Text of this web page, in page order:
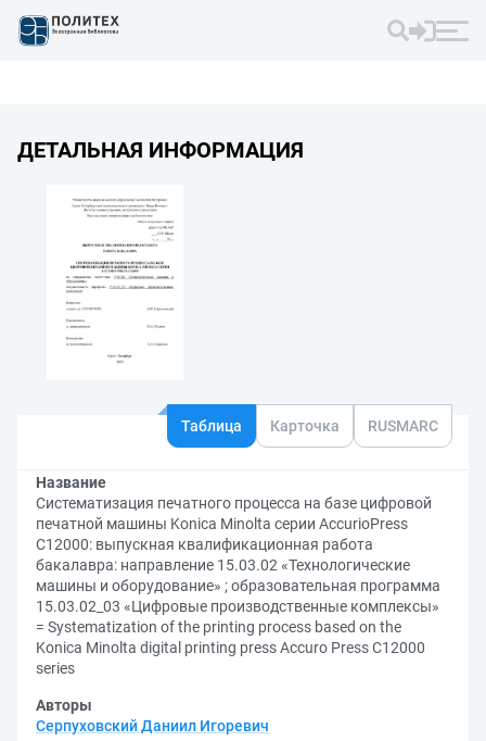
ДЕТАЛЬНАЯ ИНФОРМАЦИЯ
Таблица Карточка RUSMARC
Название
Систематизация печатного процесса на базе цифровой
печатной машины Konica Minolta серии AccurioPress
C12000: выпускная квалификационная работа
бакалавра: направление 15.03.02 «Технологические
машины и оборудование» ; образовательная программа
15.03.02_03 «Цифровые производственные комплексы»
= Systematization of the printing process based on the
Konica Minolta digital printing press Accuro Press C12000
series
Авторы
Серпуховский Даниил Игоревич